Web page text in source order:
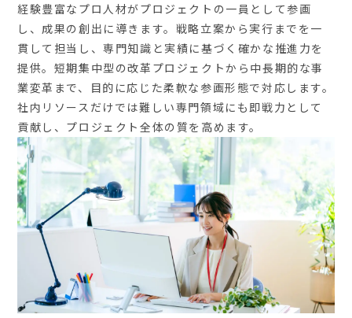
経験豊富なプロ人材がプロジェクトの一員として参画
し、成果の創出に導きます。戦略立案から実行までを一
貫して担当し、専門知識と実績に基づく確かな推進力を
提供。短期集中型の改革プロジェクトから中長期的な事
業変革まで、目的に応じた柔軟な参画形態で対応します。
社内リソースだけでは難しい専門領域にも即戦力として
貢献し、プロジェクト全体の質を高めます。